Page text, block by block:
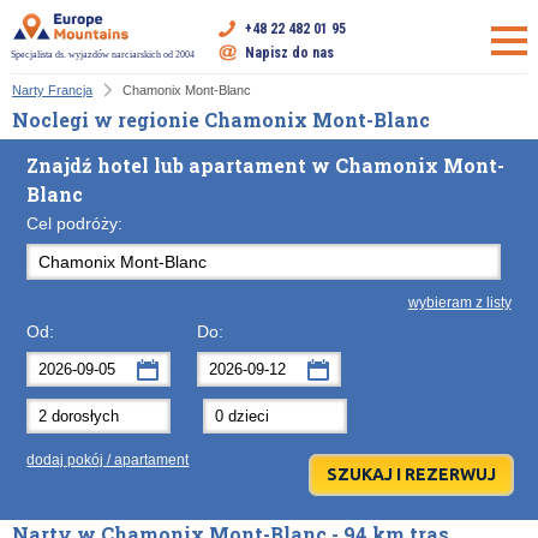
Specjalista ds. wyjazdów narciarskich od 2004
+48 22 482 01 95
Napisz do nas
Narty Francja Chamonix Mont-Blanc
Noclegi w regionie Chamonix Mont-Blanc
Znajdź hotel lub apartament w Chamonix Mont-
Blanc
Cel podróży:
wybieram z listy
Od:
wrzesień 2026
Po Wt Śr Cz
31 1 4 5 6
11 12 13
Do:
Po Wt
1 2 3
8 9 10
dodaj pokój / apartament